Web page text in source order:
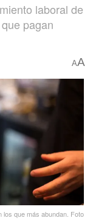
laboral de
pagan
AA
los que más abundan. Foto